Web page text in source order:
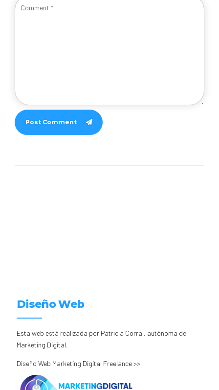
Post Comment
Diseño Web
Esta web está realizada por Patricia Corral, autónoma de
Marketing Digital.
Diseño Web Marketing Digital Freelance >>